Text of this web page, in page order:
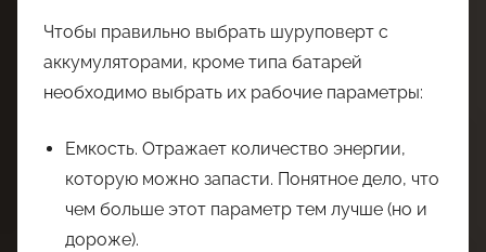
Чтобы правильно выбрать шуруповерт с
аккумуляторами, кроме типа батарей
необходимо выбрать их рабочие параметры:
Емкость. Отражает количество энергии,
которую можно запасти. Понятное дело, что
чем больше этот параметр тем лучше (но и
дороже).